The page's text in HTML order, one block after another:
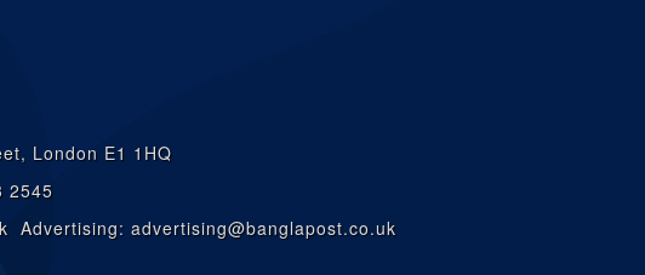
London E1 1HQ
2545
Advertising: advertising@banglapost.co.uk